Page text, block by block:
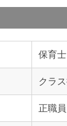
保育士
クラ
正職員